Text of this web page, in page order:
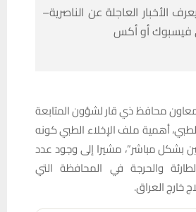
الأخبار العاجلة عن الناصرية–
فيسبوك أو أكس
محافظ ذي قار لشؤون المتابعة
أهمية ملف الإخلاء الطبي كونه
بشكل مباشر”، مشيرا إلى وجود عدد
والحرجة في المحافظة التي
خارج العراق.